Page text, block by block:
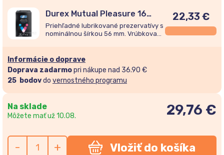
Durex Mutual Pleasure 16
kusov
Priehľadné lubrikované prezervatívy s
nominálnou šírkou 56 mm. Vrúbkované
22,33 €
Informácie o doprave
Doprava zadarmopri nákupe nad 36.90 €
25 bodovdo vernostného programu
Na sklade
Môžete mať už 10.08. 29,76 €
- + Vložiť do košíka